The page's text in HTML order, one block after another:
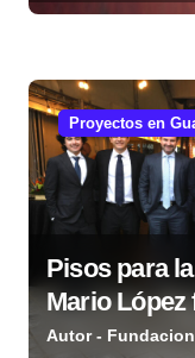
r
a
d
a
Proyectos en
Pisos para
Mario
Autor -